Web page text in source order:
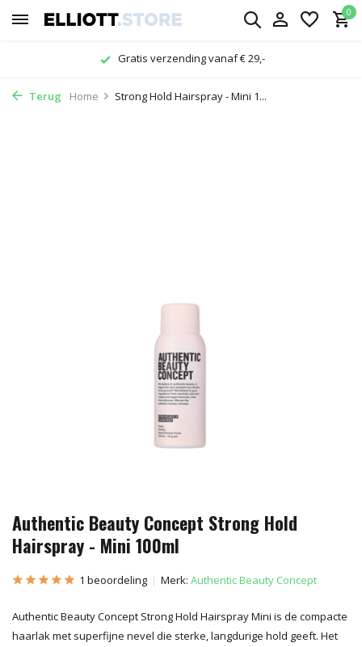
0
Gratis verzending vanaf € 29,-
Terug Home Strong Hold Hairspray - Mini 1...
Authentic Beauty Concept Strong Hold
Hairspray - Mini 100ml
1 beoordeling Merk: Authentic Beauty Concept
Authentic Beauty Concept Strong Hold Hairspray Mini is de compacte
haarlak met superfijne nevel die sterke, langdurige hold geeft. Het